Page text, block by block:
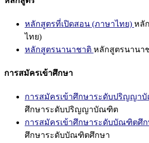
หลักสูตรที่เปิดสอน (ภาษาไทย) หลั
ไทย)
หลักสูตรนานาชาติ หลักสูตรนานา
การสมัครเข้าศึกษา
การสมัครเข้าศึกษาระดับปริญญา
ศึกษาระดับปริญญาบัณฑิต
การสมัครเข้าศึกษาระดับบัณฑิตศึ
ศึกษาระดับบัณฑิตศึกษา